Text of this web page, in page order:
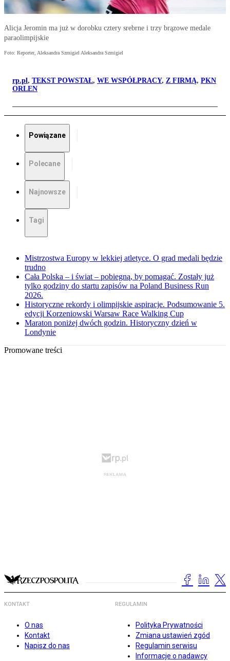
Alicja Jeromin ma już w dorobku cztery srebrne i trzy brązowe medale
paraolimpijskie
Foto: Reporter, Aleksandra Szmigiel Aleksandra Szmigiel
rp.pl, TEKST POWSTAŁ, WE WSPÓŁPRACY, Z FIRMĄ, PKN
ORLEN
Powiązane
Polecane
Najnowsze
Tagi
Mistrzostwa Europy w lekkiej atletyce. O grad medali będzie
trudno
Cała Polska – i świat – pobiegną, by pomagać. Zostały już
tylko godziny do startu zapisów na Poland Business Run
2026.
Historyczne rekordy i olimpijskie aspiracje. Podsumowanie 5.
edycji Korzeniowski Warsaw Race Walking Cup
Maraton poniżej dwóch godzin. Historyczny dzień w
Londynie
Promowane treści
KONTAKT
O nas
Kontakt
Napisz do nas
REGULAMIN
Polityka Prywatności
Zmiana ustawień zgód
Regulamin serwisu
Informacje o nadawcy